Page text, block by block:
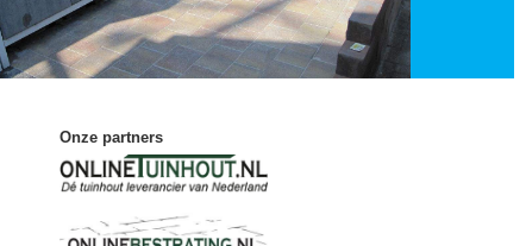
Onze partners